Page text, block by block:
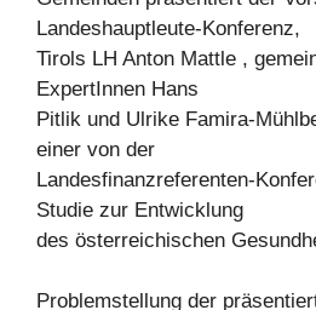
Landeshauptleute-Konferenz,
Tirols LH Anton Mattle ,
ExpertInnen Hans
Pitlik und Ulrike Famira-
einer von der
Landesfinanzreferenten-
Studie zur Entwicklung
des österreichischen
Problemstellung der